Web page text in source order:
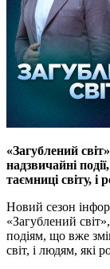
«Загублений
надзвичайні
таємниці світу, і
Новий сезон
«Загублений
подіям, що вже
світ, і людям, які